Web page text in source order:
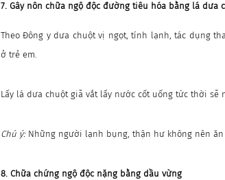
7. Gây nôn chữa ngộ độc đường tiêu hóa bằng lá dưa
Theo Đông y dưa chuột vị ngọt, tính lạnh, tác dụng
ở trẻ em.
Lấy lá dưa chuột giã vắt lấy nước cốt uống tức thời
Chú ý:Những người lạnh bụng, thận hư không nên
8. Chữa chứng ngộ độc nặng bằng dầu vừng